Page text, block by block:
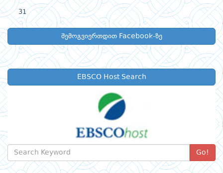
31
შემოგვიერთდით Facebook-ზე
EBSCO Host Search
Go!